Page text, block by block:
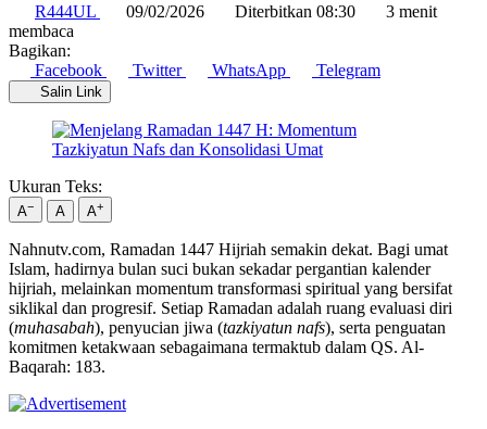
R444UL 09/02/2026 Diterbitkan 08:30
3 menit
membaca
Bagikan:
Facebook
Twitter WhatsApp Telegram
Salin Link
Ukuran Teks:
A− A A+
Nahnutv.com, Ramadan 1447 Hijriah semakin dekat. Bagi umat
Islam, hadirnya bulan suci bukan sekadar pergantian kalender
hijriah, melainkan momentum transformasi spiritual yang bersifat
siklikal dan progresif. Setiap Ramadan adalah ruang evaluasi diri
(muhasabah), penyucian jiwa (tazkiyatun nafs), serta penguatan
komitmen ketakwaan sebagaimana termaktub dalam QS. Al-
Baqarah: 183.